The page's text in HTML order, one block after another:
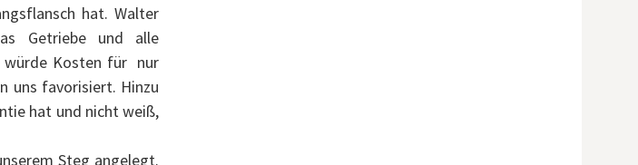
hat. Walter
Getriebe und alle
würde Kosten für nur
uns favorisiert. Hinzu
hat und nicht weiß,
Steg angelegt.